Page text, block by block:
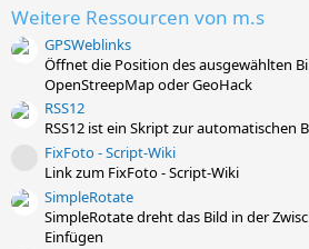
e
r
n
(
e
)
Weitere Ressourcen von m.s
GPSWeblinks
Öffnet die Position des ausgewählten
OpenStreepMap oder GeoHack
RSS12
RSS12 ist ein Skript zur automatischen
Ressourcen-Icon
FixFoto - Script-Wiki
Link zum FixFoto - Script-Wiki
SimpleRotate
SimpleRotate dreht das Bild in der
Einfügen